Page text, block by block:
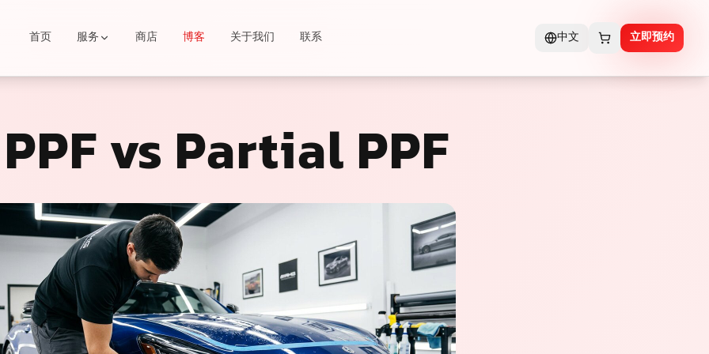
首页 服务 商店 博客 关于我们 联系 中文 立即预约
与局部PPF